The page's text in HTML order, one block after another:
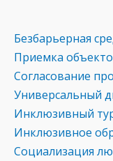
Безбарьерная
Приемка
Согласование
Универсальный
Инклюзивный
Инклюзивное
Социализация